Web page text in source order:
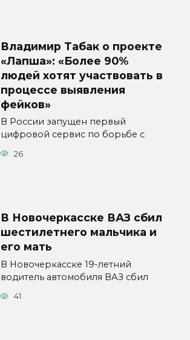
Владимир Табак о проекте
«Лапша»: «Более 90%
людей хотят участвовать в
процессе выявления
фейков»
В России запущен первый
цифровой сервис по борьбе с
26
В Новочеркасске ВАЗ сбил
шестилетнего мальчика и
его мать
В Новочеркасске 19-летний
водитель автомобиля ВАЗ сбил
41